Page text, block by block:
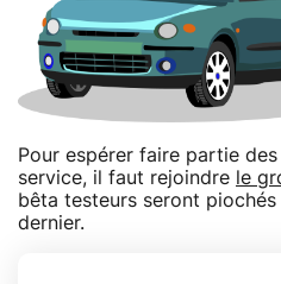
Pour espérer faire partie
service, il faut rejoindre le
bêta testeurs seront
dernier.